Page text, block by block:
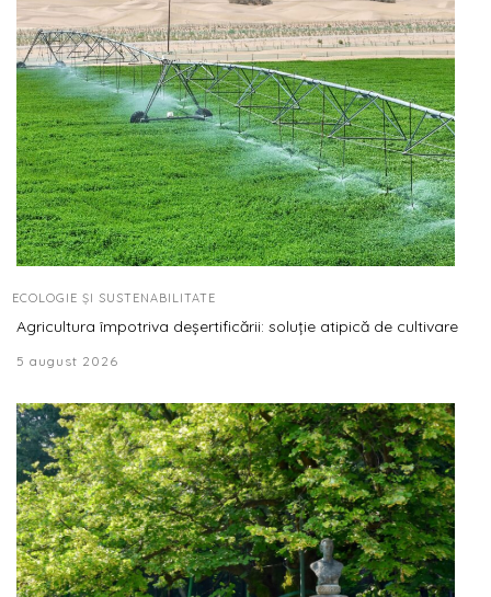
ECOLOGIE ȘI SUSTENABILITATE
Agricultura împotriva deșertificării: soluție atipică de cultivare
5 august 2026